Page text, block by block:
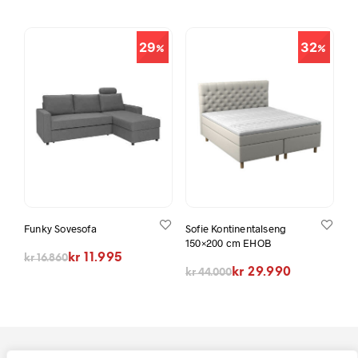
29
Funky Sovesofa
kr16.860
Opprinnelig pris var: kr 16.860.
kr 11.995
Nåværende pris er: kr 11.995.
32
Sofie Kontinentalseng
150×200 cm EHOB
kr44.000
Opprinnelig pris var: kr 44.000.
kr 29.990
Nåværende pris er: kr 29.990.